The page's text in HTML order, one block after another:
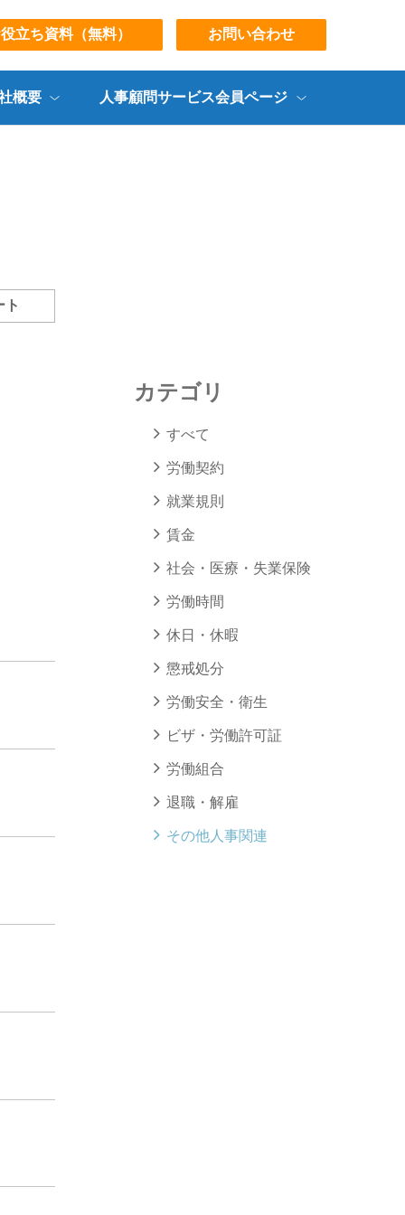
立ち資料（無料） お問い合わせ
概要 人事顧問サービス会員ページ
ト
カテゴリ
すべて
労働契約
就業規則
賃金
社会・医療・失業保険
労働時間
休日・休暇
懲戒処分
労働安全・衛生
ビザ・労働許可証
労働組合
退職・解雇
その他人事関連